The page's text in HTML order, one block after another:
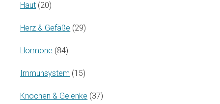
Haut (20)
Herz & Gefäße (29)
Hormone (84)
Immunsystem (15)
Knochen & Gelenke (37)